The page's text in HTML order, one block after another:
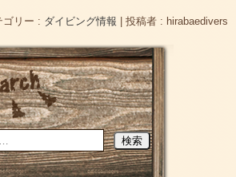
ゴリー : ダイビング情報 投稿者 : hirabaedivers